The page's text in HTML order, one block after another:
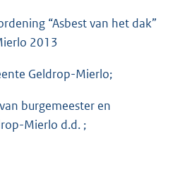
“Asbest van het dak”
2013
Geldrop-Mierlo;
burgemeester en
Mierlo d.d. ;